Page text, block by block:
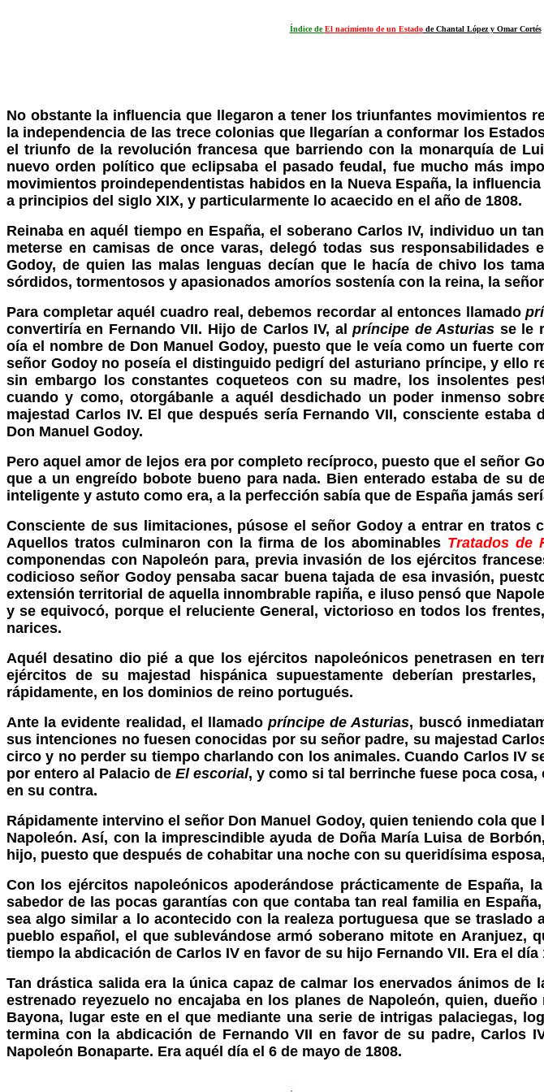
Índice deEl nacimiento de un Estadode Chantal López y Omar Cortés
No obstante la influencia que llegaron a tener los triunfantes movimientos
la independencia de las trece colonias que llegarían a conformar los
el triunfo de la revolución francesa que barriendo con la monarquía de
nuevo orden político que eclipsaba el pasado feudal, fue mucho más
movimientos proindependentistas habidos en la Nueva España, la
a principios del siglo XIX, y particularmente lo acaecido en el año de 1808.
Reinaba en aquél tiempo en España, el soberano Carlos IV, individuo un
meterse en camisas de once varas, delegó todas sus responsabilidades
Godoy, de quien las malas lenguas decían que le hacía de chivo los
sórdidos, tormentosos y apasionados amoríos sostenía con la reina, la
Para completar aquél cuadro real, debemos recordar al entonces llamado
convertiría en Fernando VII. Hijo de Carlos IV, alpríncipe de Asturias se le
oía el nombre de Don Manuel Godoy, puesto que le veía como un fuerte
señor Godoy no poseía el distinguido pedigrí del asturiano príncipe, y ello
sin embargo los constantes coqueteos con su madre, los insolentes
cuando y como, otorgábanle a aquél desdichado un poder inmenso
majestad Carlos IV. El que después sería Fernando VII, consciente
Don Manuel Godoy.
Pero aquel amor de lejos era por completo recíproco, puesto que el señor
que a un engreído bobote bueno para nada. Bien enterado estaba de su
inteligente y astuto como era, a la perfección sabía que de España jamás
Consciente de sus limitaciones, púsose el señor Godoy a entrar en
Aquellos tratos culminaron con la firma de los abominables Tratados de
componendas con Napoleón para, previa invasión de los ejércitos
codicioso señor Godoy pensaba sacar buena tajada de esa invasión,
extensión territorial de aquella innombrable rapiña, e iluso pensó que
y se equivocó, porque el reluciente General, victorioso en todos los
narices.
Aquél desatino dio pié a que los ejércitos napoleónicos penetrasen en
ejércitos de su majestad hispánica supuestamente deberían
rápidamente, en los dominios de reino portugués.
Ante la evidente realidad, el llamadopríncipe de Asturias, buscó
sus intenciones no fuesen conocidas por su señor padre, su majestad
circo y no perder su tiempo charlando con los animales. Cuando Carlos IV
por entero al Palacio de El escorial, y como si tal berrinche fuese poca
en su contra.
Rápidamente intervino el señor Don Manuel Godoy, quien teniendo cola
Napoleón. Así, con la imprescindible ayuda de Doña María Luisa de
hijo, puesto que después de cohabitar una noche con su queridísima
Con los ejércitos napoleónicos apoderándose prácticamente de
sabedor de las pocas garantías con que contaba tan real familia en
sea algo similar a lo acontecido con la realeza portuguesa que se
pueblo español, el que sublevándose armó soberano mitote en
tiempo la abdicación de Carlos IV en favor de su hijo Fernando VII. Era el día
Tan drástica salida era la única capaz de calmar los enervados ánimos
estrenado reyezuelo no encajaba en los planes de Napoleón, quien,
Bayona, lugar este en el que mediante una serie de intrigas palaciegas,
termina con la abdicación de Fernando VII en favor de su padre, Carlos
Napoleón Bonaparte. Era aquél día el 6 de mayo de 1808.